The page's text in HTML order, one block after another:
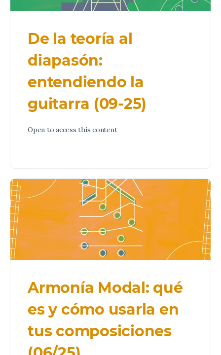
De la teoría al
diapasón:
entendiendo la
guitarra (09-25)
Open to access this content
Armonía Modal: qué
es y cómo usarla en
tus composiciones